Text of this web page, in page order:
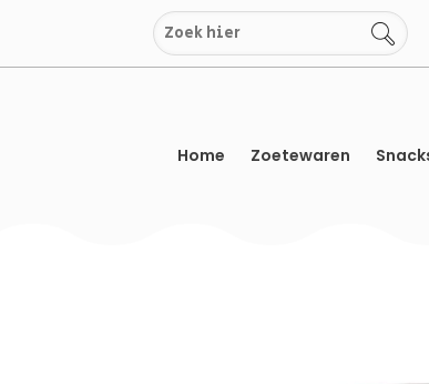
inhoud
Home Zoetewaren